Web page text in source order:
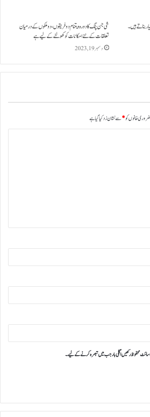
بناتے ہیں۔
شی جن پنگ کا دورہ ویتنام دو فریقوں، دو ملکوں کے درمیان
تعلقات کے نئے امکانات کو کھولنے کے لیے ہے
دسمبر 19, 2023
ضروری خانوں کو*سے نشان زد کیا گیا ہے
محفوظ رکھیں اگلی بار جب میں تبصرہ کرنے کےلیے۔